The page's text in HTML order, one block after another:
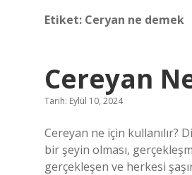
Etiket: Ceryan ne demek
Cereyan
Tarih: Eylül 10, 2024
Cereyan ne için kullanılır?
bir şeyin olması,
gerçekleşen ve herkesi